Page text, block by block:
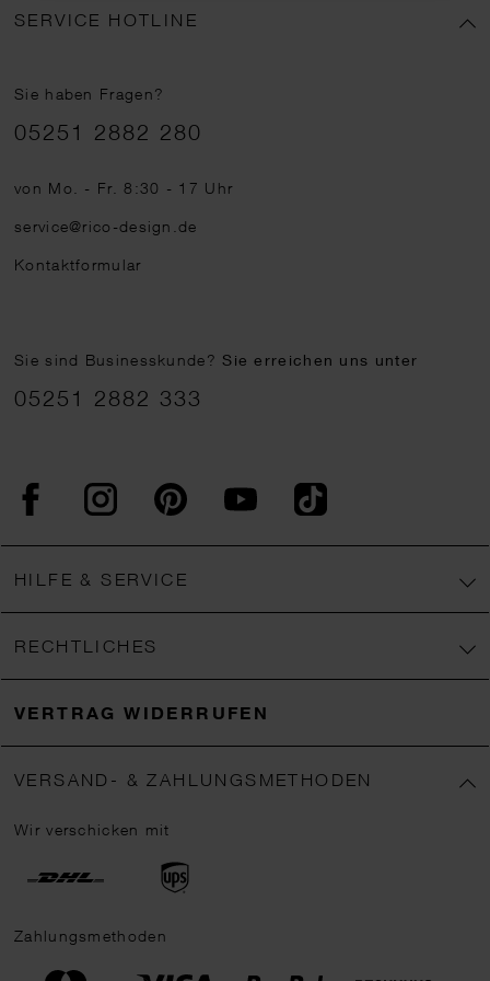
SERVICE HOTLINE
Sie haben Fragen?
Telefonnummer
05251 2882 280
von Mo. - Fr. 8:30 - 17 Uhr
service@rico-design.de
Kontaktformular
Sie sind Businesskunde?Sie erreichen uns unter
05251 2882 333
FacebookInstagram PinterestYouTubeTikTok
HILFE & SERVICE
RECHTLICHES
VERTRAG WIDERRUFEN
VERSAND- & ZAHLUNGSMETHODEN
Wir verschicken mit
Zahlungsmethoden